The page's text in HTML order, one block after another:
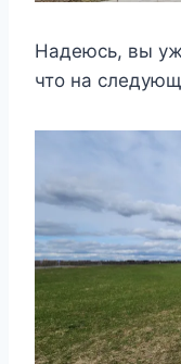
Надеюсь, вы
что на